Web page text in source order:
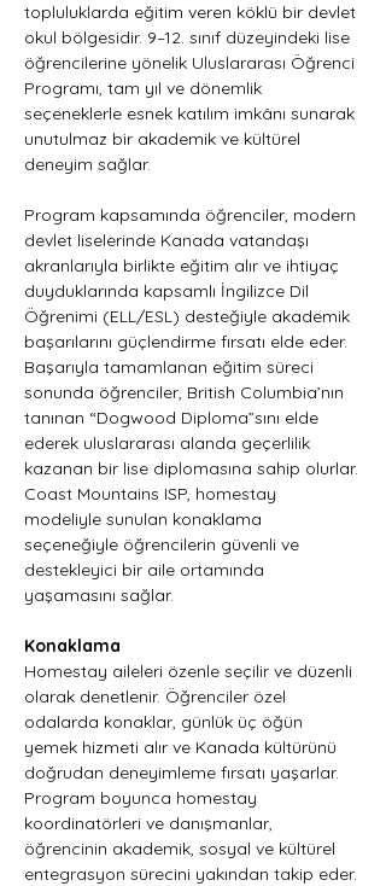
topluluklarda eğitim veren köklü bir devlet
okul bölgesidir. 9–12. sınıf düzeyindeki lise
öğrencilerine yönelik Uluslararası Öğrenci
Programı, tam yıl ve dönemlik
seçeneklerle esnek katılım imkânı sunarak
unutulmaz bir akademik ve kültürel
deneyim sağlar.
Program kapsamında öğrenciler, modern
devlet liselerinde Kanada vatandaşı
akranlarıyla birlikte eğitim alır ve ihtiyaç
duyduklarında kapsamlı İngilizce Dil
Öğrenimi (ELL/ESL) desteğiyle akademik
başarılarını güçlendirme fırsatı elde eder.
Başarıyla tamamlanan eğitim süreci
sonunda öğrenciler, British Columbia’nın
tanınan “Dogwood Diploma”sını elde
ederek uluslararası alanda geçerlilik
kazanan bir lise diplomasına sahip olurlar.
Coast Mountains ISP, homestay
modeliyle sunulan konaklama
seçeneğiyle öğrencilerin güvenli ve
destekleyici bir aile ortamında
yaşamasını sağlar.
Konaklama
Homestay aileleri özenle seçilir ve düzenli
olarak denetlenir. Öğrenciler özel
odalarda konaklar, günlük üç öğün
yemek hizmeti alır ve Kanada kültürünü
doğrudan deneyimleme fırsatı yaşarlar.
Program boyunca homestay
koordinatörleri ve danışmanlar,
öğrencinin akademik, sosyal ve kültürel
entegrasyon sürecini yakından takip eder.